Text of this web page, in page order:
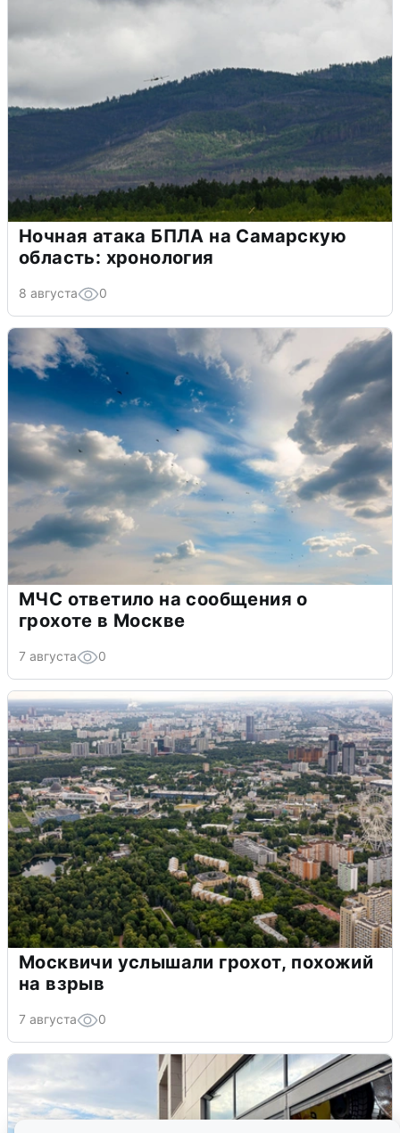
Ночная атака БПЛА на Самарскую
область: хронология
8 августа 0
МЧС ответило на сообщения о
грохоте в Москве
7 августа 0
Москвичи услышали грохот, похожий
на взрыв
7 августа 0